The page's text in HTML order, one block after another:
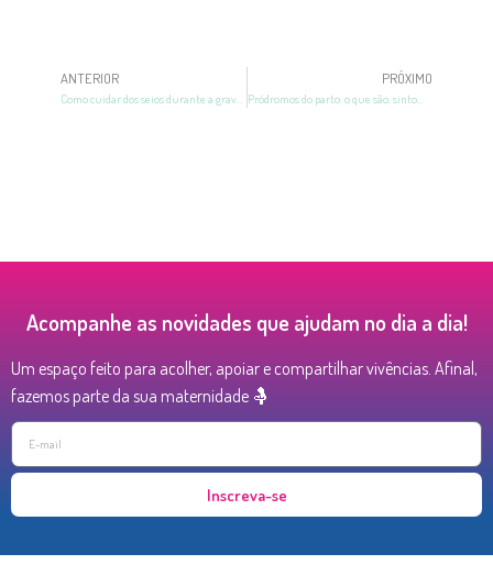
ANTERIOR
Como cuidar dos seios durante a gravidez e pós-parto? Guia para mamães
PRÓXIMO
Pródromos do parto: o que são, sintomas e como identificar
Acompanhe as novidades que ajudam no dia a dia!
Um espaço feito para acolher, apoiar e compartilhar vivências. Afinal,
fazemos parte da sua maternidade 🤱
Inscreva-se